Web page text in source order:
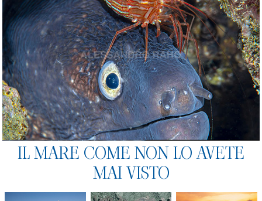
IL MARE COME NON LO AVETE
MAI VISTO